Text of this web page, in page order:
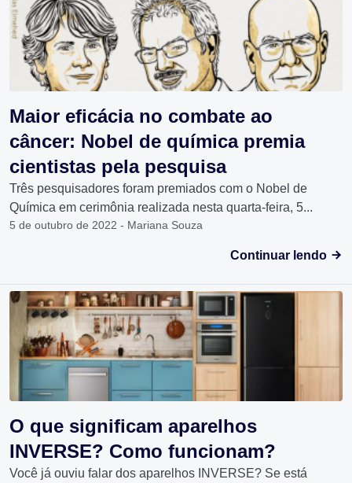
Maior eficácia no combate ao
câncer: Nobel de química premia
cientistas pela pesquisa
Três pesquisadores foram premiados com o Nobel de
Química em cerimônia realizada nesta quarta-feira, 5...
5 de outubro de 2022 - Mariana Souza
Continuar lendo
O que significam aparelhos
INVERSE? Como funcionam?
Você já ouviu falar dos aparelhos INVERSE? Se está